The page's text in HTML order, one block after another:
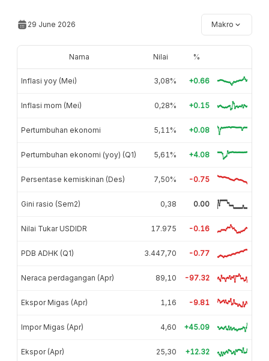
29 June 2026 Makro
Nama Nilai %
Inflasi yoy (Mei) 3,08% +0.66
Inflasi mom (Mei) 0,28% +0.15
Pertumbuhan ekonomi 5,11% +0.08
Pertumbuhan ekonomi (yoy) (Q1) 5,61% +4.08
Persentase kemiskinan (Des) 7,50% -0.75
Gini rasio (Sem2) 0,38 0.00
Nilai Tukar USDIDR 17.975 -0.16
PDB ADHK (Q1) 3.447,70 -0.77
Neraca perdagangan (Apr) 89,10 -97.32
Ekspor Migas (Apr) 1,16 -9.81
Impor Migas (Apr) 4,60 +45.09
Ekspor (Apr) 25,30 +12.32